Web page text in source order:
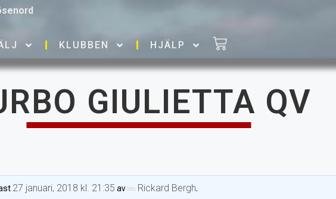
KLUBBEN HJÄLP
GIULIETTA QV
27 januari, 2018 kl. 21:35 av Rickard Bergh.